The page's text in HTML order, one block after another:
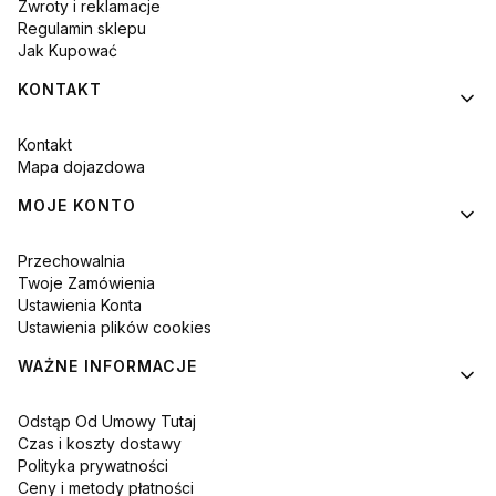
Zwroty i reklamacje
Regulamin sklepu
Jak Kupować
KONTAKT
Kontakt
Mapa dojazdowa
MOJE KONTO
Przechowalnia
Twoje Zamówienia
Ustawienia Konta
Ustawienia plików cookies
WAŻNE INFORMACJE
Odstąp Od Umowy Tutaj
Czas i koszty dostawy
Polityka prywatności
Ceny i metody płatności